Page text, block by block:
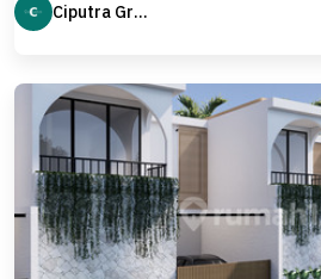
Ciputra Group